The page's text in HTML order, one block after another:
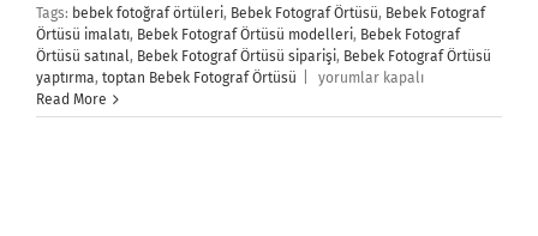
Tags: bebek fotoğraf örtüleri, Bebek Fotograf Örtüsü, Bebek Fotograf
Örtüsü imalatı, Bebek Fotograf Örtüsü modelleri, Bebek Fotograf
Örtüsü satınal, Bebek Fotograf Örtüsü siparişi, Bebek Fotograf Örtüsü
yaptırma, toptan Bebek Fotograf Örtüsü
Bebek
Örtüsü
yorumlar kapalı
Read More